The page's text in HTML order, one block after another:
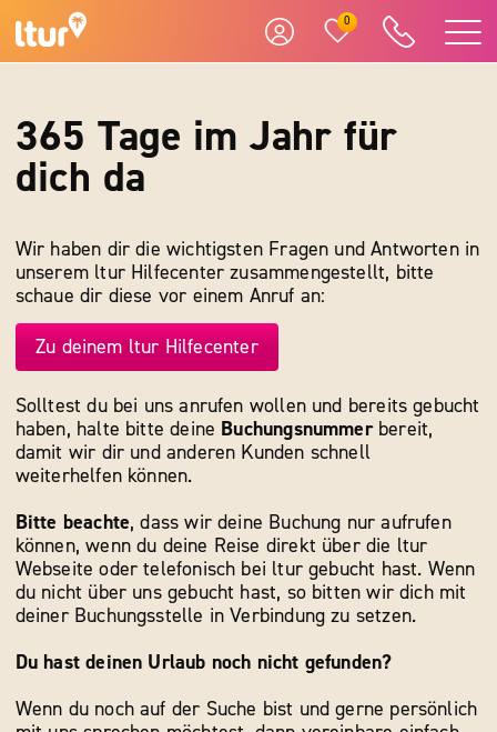
0
365 Tage im Jahr für
dich da
Wir haben dir die wichtigsten Fragen und Antworten in
unserem ltur Hilfecenter zusammengestellt, bitte
schaue dir diese vor einem Anruf an:
Zu deinem ltur Hilfecenter
Solltest du bei uns anrufen wollen und bereits gebucht
haben, halte bitte deine Buchungsnummer bereit,
damit wir dir und anderen Kunden schnell
weiterhelfen können.
Bitte beachte, dass wir deine Buchung nur aufrufen
können, wenn du deine Reise direkt über die ltur
Webseite oder telefonisch bei ltur gebucht hast. Wenn
du nicht über uns gebucht hast, so bitten wir dich mit
deiner Buchungsstelle in Verbindung zu setzen.
Du hast deinen Urlaub noch nicht gefunden?
Wenn du noch auf der Suche bist und gerne persönlich